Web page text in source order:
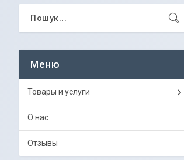
Товары и услуги
О нас
Отзывы